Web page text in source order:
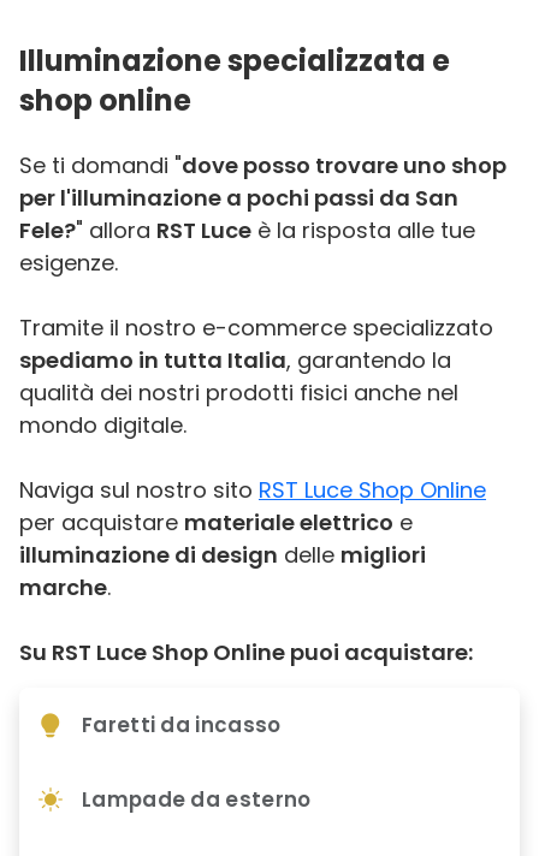
Illuminazione specializzata e
shop online
Se ti domandi "dove posso trovare uno shop
per l'illuminazione a pochi passi da San
Fele?" allora RST Luce è la risposta alle tue
esigenze.
Tramite il nostro e-commerce specializzato
spediamo in tutta Italia, garantendo la
qualità dei nostri prodotti fisici anche nel
mondo digitale.
Naviga sul nostro sito RST Luce Shop Online
per acquistare materiale elettrico e
illuminazione di design delle migliori
marche.
Su RST Luce Shop Online puoi acquistare:
Faretti da incasso
Lampade da esterno